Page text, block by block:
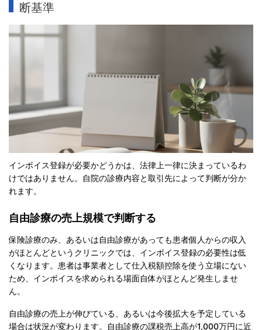
断基準
インボイス登録が必要かどうかは、法律上一律に決まっているわ
けではありません。自院の診療内容と取引先によって判断が分か
れます。
自由診療の売上規模で判断する
保険診療のみ、あるいは自由診療があっても患者個人からの収入
がほとんどというクリニックでは、インボイス登録の必要性は低
くなります。患者は事業者として仕入税額控除を使う立場にない
ため、インボイスを求められる場面自体がほとんど発生しませ
ん。
自由診療の売上が伸びている、あるいは今後拡大を予定している
場合は状況が変わります。自由診療の課税売上高が1,000万円に近